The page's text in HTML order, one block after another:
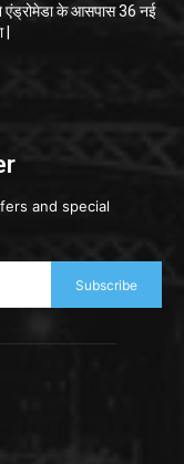
एंड्रोमेडा के आसपास 36 नई
and special
Subscribe